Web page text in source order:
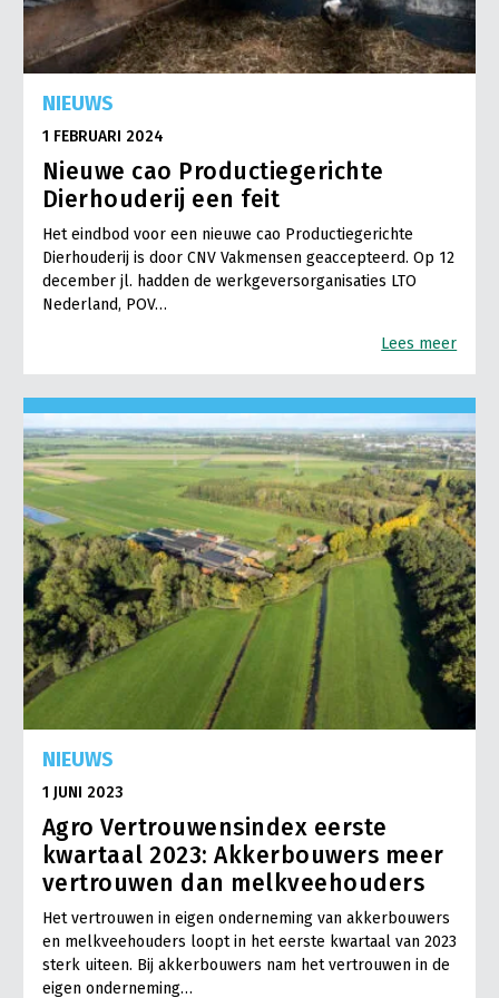
NIEUWS
1 FEBRUARI 2024
Nieuwe cao Productiegerichte
Dierhouderij een feit
Het eindbod voor een nieuwe cao Productiegerichte
Dierhouderij is door CNV Vakmensen geaccepteerd. Op 12
december jl. hadden de werkgeversorganisaties LTO
Nederland, POV…
Lees meer
NIEUWS
1 JUNI 2023
Agro Vertrouwensindex eerste
kwartaal 2023: Akkerbouwers meer
vertrouwen dan melkveehouders
Het vertrouwen in eigen onderneming van akkerbouwers
en melkveehouders loopt in het eerste kwartaal van 2023
sterk uiteen. Bij akkerbouwers nam het vertrouwen in de
eigen onderneming…